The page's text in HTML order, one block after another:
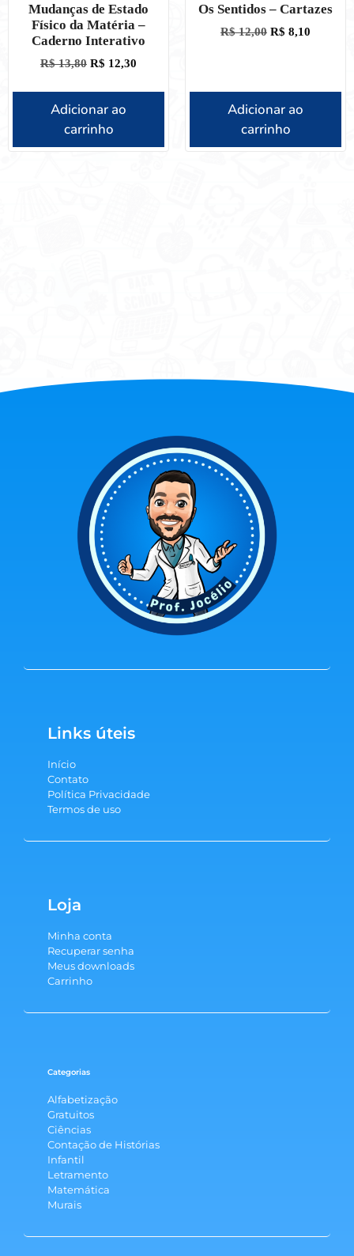
Mudanças de Estado
Físico da Matéria –
Caderno Interativo
R$13,80 R$ 12,30
Adicionar ao
carrinho
Os Sentidos – Cartazes
R$12,00 R$ 8,10
Adicionar ao
carrinho
Links úteis
Início
Contato
Política Privacidade
Termos de uso
Loja
Minha conta
Recuperar senha
Meus downloads
Carrinho
Categorias
Alfabetização
Gratuitos
Ciências
Contação de Histórias
Infantil
Letramento
Matemática
Murais